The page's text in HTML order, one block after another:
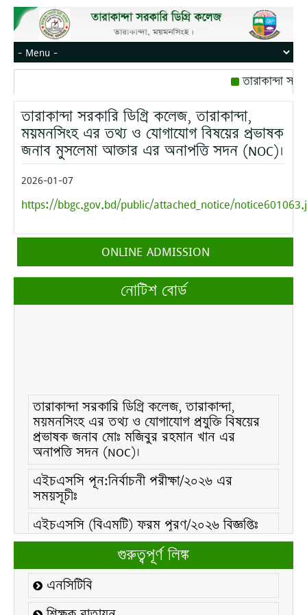
তারাকান্দা
রোজ বৃহস্পতিবার।
মোবাইল নম্বর:
তারাকান্দা সরকারি ডিগ্রি কলেজ, তারাকান্দা,
ময়মনসিংহ এর তথ্য ও যোগাযোগ বিষয়ের প্রভাষক
জনাব মুসলেমা আক্তার এর অনাপত্তি সদন (NOC)।
2026-01-07
https://bbgc.gov.bd/public/attached_notice/
ONLINE ADMISSION
নোটিশ বোর্ড
তারাকান্দা সরকারি ডিগ্রি কলেজ, তারাকান্দা,
ময়মনসিংহ এর তথ্য ও যোগাযোগ প্রযুক্তি বিষয়ের
প্রভাষক জনাব মোঃ মজিবুর রহমান খান এর
অনাপত্তি সদন (NOC)।
এইচএসসি পূন:নির্বাচনী পরীক্ষা/২০২৬ এর
সময়সূচীঃ
এইচএসসি (বিএমটি) ফরম পূরণ/২০২৬ বিজ্ঞপ্তিঃ
এইচএসসি ফরম/২০২৬ পূরণ বিজ্ঞপ্তিঃ
২১ ফেব্রুয়ারি/২০২৬ ইং তারিখে “শহিদ দিবস ও
আন্তর্জাতিক মাতৃভাষা দিবস-২০২৬ উদযাপন
উপলক্ষ্যে নোটিশঃ
গুরুত্বপূর্ণ লিঙ্ক
এনসিটিবি